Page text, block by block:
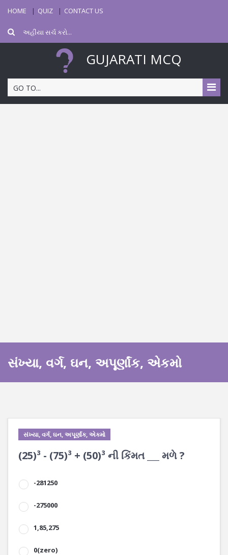
HOME QUIZ CONTACT US
GUJARATI MCQ
GO TO...
સંખ્યા, વર્ગ, ઘન, અપૂર્ણાંક, એકમો
સંખ્યા, વર્ગ, ઘન, અપૂર્ણાંક, એકમો
(25)³ - (75)³ + (50)³ ની કિંમત ___ મળે ?
-281250
-275000
1,85,275
0(zero)